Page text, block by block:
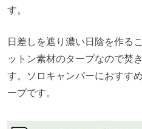
す。
日差しを遮り濃い日陰を作る
ットン素材のタープなので焚
す。ソロキャンパーにおすす
ープです。